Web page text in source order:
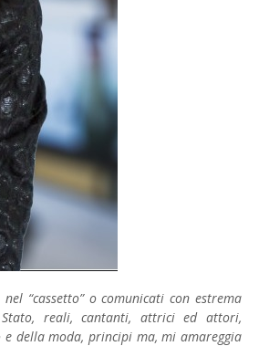
“cassetto” o comunicati con estrema
reali, cantanti, attrici ed attori,
della moda, principi ma, mi amareggia